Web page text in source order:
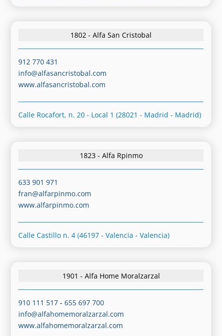
1802 - Alfa San Cristobal
912 770 431
info@alfasancristobal.com
www.alfasancristobal.com
Calle Rocafort, n. 20 - Local 1 (28021 - Madrid - Madrid)
1823 - Alfa Rpinmo
633 901 971
fran@alfarpinmo.com
www.alfarpinmo.com
Calle Castillo n. 4 (46197 - Valencia - Valencia)
1901 - Alfa Home Moralzarzal
910 111 517 -655 697 700
info@alfahomemoralzarzal.com
www.alfahomemoralzarzal.com